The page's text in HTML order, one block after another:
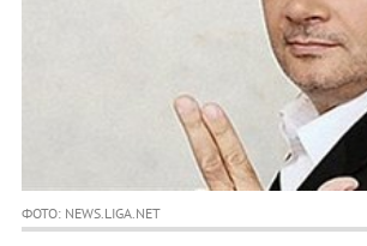
ФОТО: NEWS.LIGA.NET